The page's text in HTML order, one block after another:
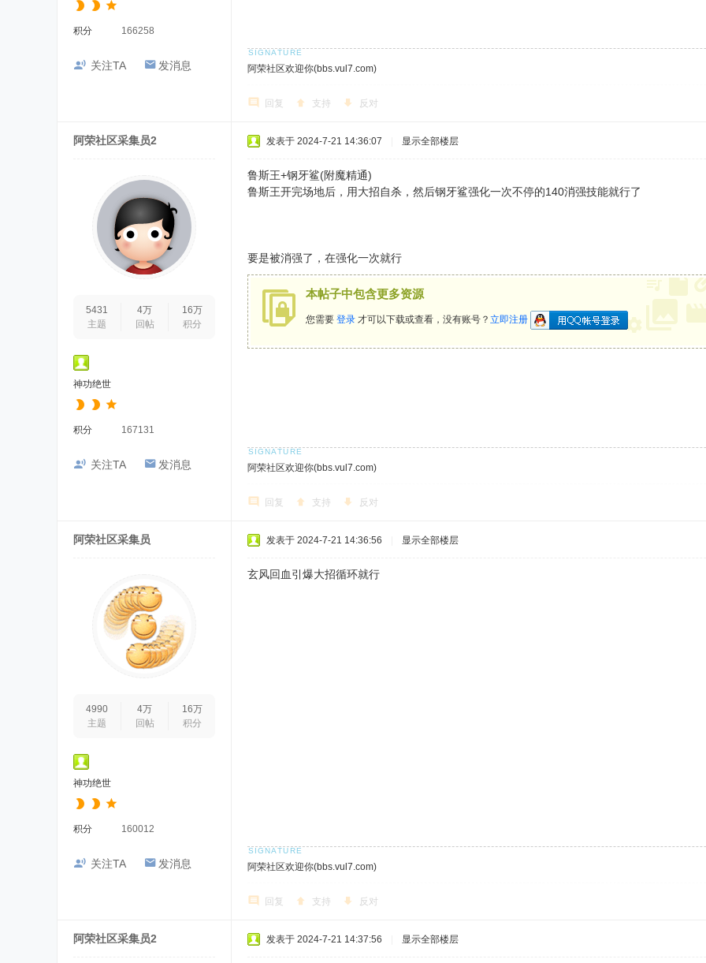
积分 166258
关注TA 发消息 阿荣社区欢迎你(bbs.vul7.com)
回复 支持 反对
阿荣社区采集员2
5431
主题
4万
回帖
16万
积分
神功绝世
积分 167131
关注TA 发消息
发表于 2024-7-21 14:36:07 显示全部楼层
鲁斯王+钢牙鲨(附魔精通)
鲁斯王开完场地后，用大招自杀，然后钢牙鲨强化一次不停的140消强技能就行了
要是被消强了，在强化一次就行
本帖子中包含更多资源
您需要 登录 才可以下载或查看，没有账号？ 立即注册
阿荣社区欢迎你(bbs.vul7.com)
回复 支持 反对
阿荣社区采集员
4990
主题
4万
回帖
16万
积分
神功绝世
积分 160012
关注TA 发消息
发表于 2024-7-21 14:36:56 显示全部楼层
玄风回血引爆大招循环就行
阿荣社区欢迎你(bbs.vul7.com)
回复 支持 反对
阿荣社区采集员2 发表于 2024-7-21 14:37:56 显示全部楼层